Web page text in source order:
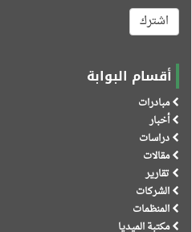
اشترك
أقسام البوابة
مبادرات
أخبار
دراسات
مقالات
تقارير
الشركات
المنظمات
مكتبة الميديا